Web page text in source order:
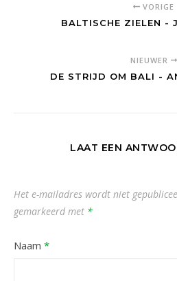
VORIGE
BALTISCHE ZIELEN -
NIEUWER
DE STRIJD OM BALI -
LAAT EEN
Het e-mailadres wordt niet
gemarkeerd met *
Naam *